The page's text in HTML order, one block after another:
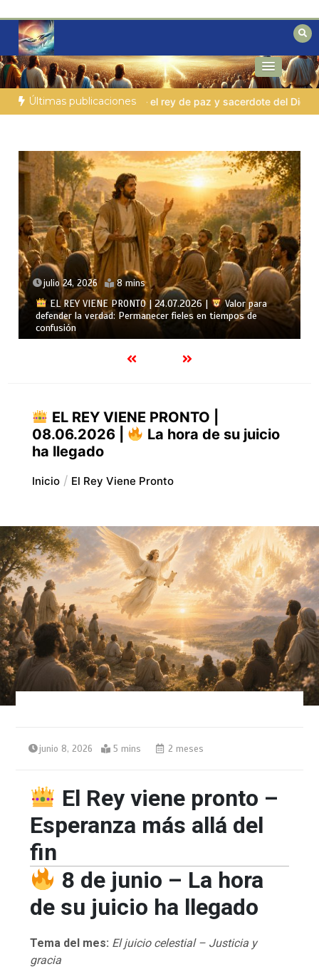
contenido
Fe para Hoy
Reflexiones bíblicas para personas en
búsqueda
Últimas publicaciones
del Dios Altísimo LA PERSONA BÍBLICA DEL DÍA |
julio 23, 2026 8 mins
EL REY VIENE PRONTO | 23.07.2026 |
Vivir el
Evangelio en la vida cotidiana
EL REY VIENE PRONTO |
08.06.2026 |
La hora de su juicio
ha llegado
Inicio El Rey Viene Pronto
junio 8, 2026 5 mins 2 meses
El Rey viene pronto –
Esperanza más allá del
fin
8 de junio – La hora
de su juicio ha llegado
Tema del mes: El juicio celestial – Justicia y
gracia